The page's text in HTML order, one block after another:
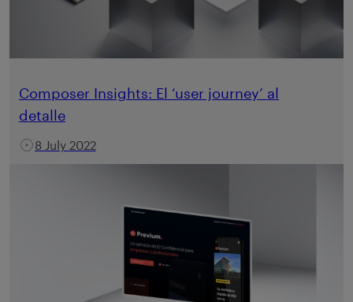
Composer Insights: El ‘user journey’ al
detalle
8 July 2022